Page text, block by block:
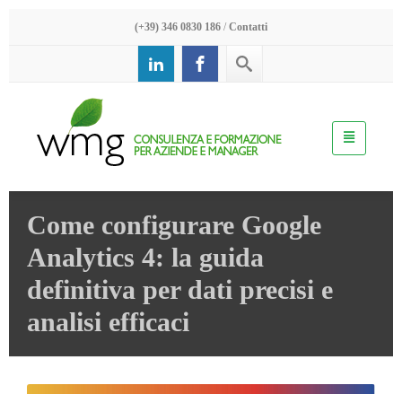
(+39) 346 0830 186 / Contatti
Come configurare Google
Analytics 4: la guida
definitiva per dati precisi e
analisi efficaci